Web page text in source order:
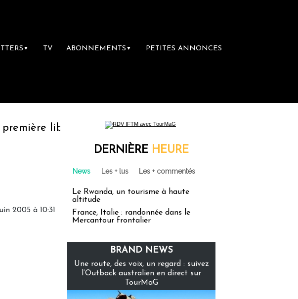
▼ TV ABONNEMENTS ▼ PETITES ANNONCES
du voyage Le groupe Sainte-Claire rachète
2005 à 10:31
DERNIÈRE HEURE
News Les + lus Les + commentés
Le Rwanda, un tourisme à haute
altitude
France, Italie : randonnée dans le
Mercantour frontalier
BRAND NEWS
Une route, des voix, un regard : suivez
l’Outback australien en direct sur
TourMaG